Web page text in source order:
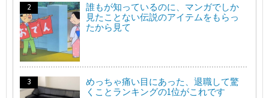
誰もが知っているのに、マンガでしか
見たことない伝説のアイテムをもらっ
たから見て
めっちゃ痛い目にあった、退職して驚
くことランキングの1位がこれです